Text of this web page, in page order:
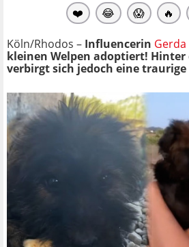
❤️ 😂 😱 🔥
Köln/Rhodos – Influencerin Gerda
kleinen Welpen adoptiert! Hinter
verbirgt sich jedoch eine traurige